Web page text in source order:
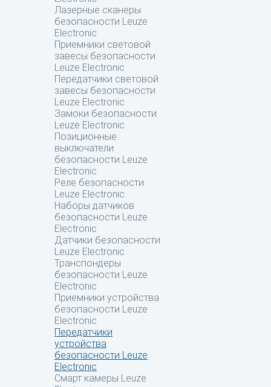
Лазерные сканеры
безопасности Leuze
Electronic
Приемники световой
завесы безопасности
Leuze Electronic
Передатчики световой
завесы безопасности
Leuze Electronic
Замоки безопасности
Leuze Electronic
Позиционные
выключатели
безопасности Leuze
Electronic
Реле безопасности
Leuze Electronic
Наборы датчиков
безопасности Leuze
Electronic
Датчики безопасности
Leuze Electronic
Транспондеры
безопасности Leuze
Electronic
Приемники устройства
безопасности Leuze
Electronic
Передатчики
устройства
безопасности Leuze
Electronic
Смарт камеры Leuze